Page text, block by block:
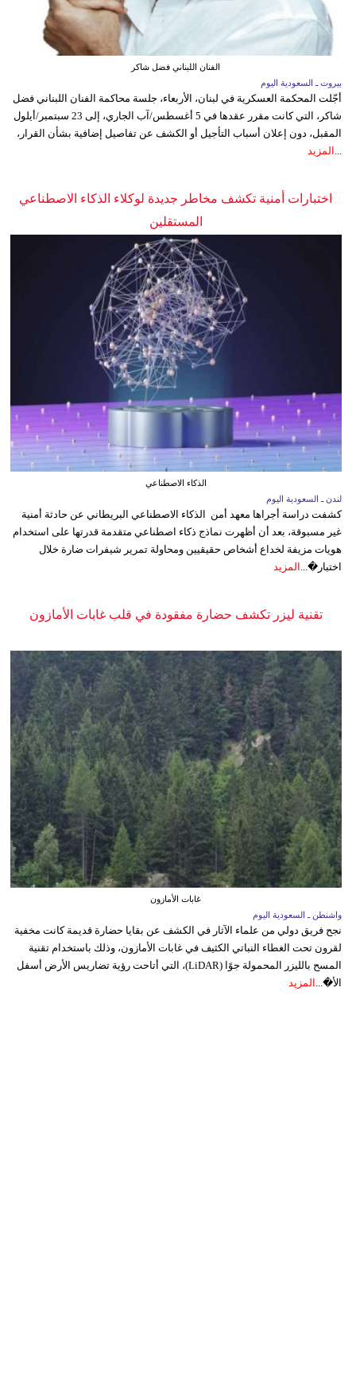
الفنان اللبناني فضل شاكر
بيروت ـ السعودية اليوم
أجّلت المحكمة العسكرية في لبنان، الأربعاء، جلسة محاكمة الفنان اللبناني فضل
شاكر، التي كانت مقرر عقدها في 5 أغسطس/آب الجاري، إلى 23 سبتمبر/أيلول
المقبل، دون إعلان أسباب التأجيل أو الكشف عن تفاصيل إضافية بشأن القرار،
... المزيد
اختبارات أمنية تكشف مخاطر جديدة لوكلاء الذكاء الاصطناعي
المستقلين
الذكاء الاصطناعي
لندن ـ السعودية اليوم
كشفت دراسة أجراها معهد أمن الذكاء الاصطناعي البريطاني عن حادثة أمنية
غير مسبوقة، بعد أن أظهرت نماذج ذكاء اصطناعي متقدمة قدرتها على استخدام
هويات مزيفة لخداع أشخاص حقيقيين ومحاولة تمرير شيفرات ضارة خلال
اختبار�...
المزيد
تقنية ليزر تكشف حضارة مفقودة في قلب غابات الأمازون
غابات الأمازون
واشنطن ـ السعودية اليوم
نجح فريق دولي من علماء الآثار في الكشف عن بقايا حضارة قديمة كانت مخفية
لقرون تحت الغطاء النباتي الكثيف في غابات الأمازون، وذلك باستخدام تقنية
المسح بالليزر المحمولة جوًا (LiDAR)، التي أتاحت رؤية تضاريس الأرض أسفل
الأ�... المزيد